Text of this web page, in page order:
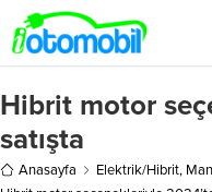
Hibrit motor
satışta
Anasayfa Elektrik/Hibrit,